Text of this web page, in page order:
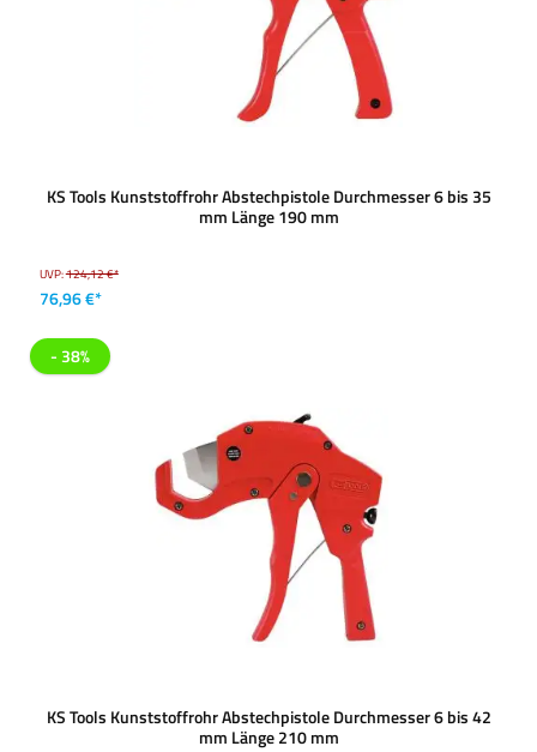
KS Tools Kunststoffrohr Abstechpistole Durchmesser 6 bis 35
mm Länge 190 mm
UVP:124,12 €*
76,96 €*
- 38%
KS Tools Kunststoffrohr Abstechpistole Durchmesser 6 bis 42
mm Länge 210 mm